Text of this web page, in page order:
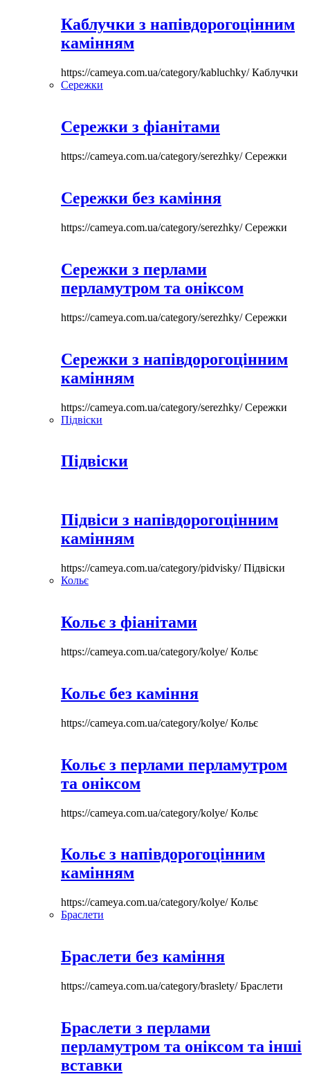
Каблучки з напівдорогоцінним
камінням
https://cameya.com.ua/category/kabluchky/Каблучки
Сережки
Сережки з фіанітами
https://cameya.com.ua/category/serezhky/Сережки
Сережки без каміння
https://cameya.com.ua/category/serezhky/Сережки
Сережки з перлами
перламутром та оніксом
https://cameya.com.ua/category/serezhky/Сережки
Сережки з напівдорогоцінним
камінням
https://cameya.com.ua/category/serezhky/Сережки
Підвіски
Підвіски
Підвіси з напівдорогоцінним
камінням
https://cameya.com.ua/category/pidvisky/Підвіски
Кольє
Кольє з фіанітами
https://cameya.com.ua/category/kolye/Кольє
Кольє без каміння
https://cameya.com.ua/category/kolye/Кольє
Кольє з перлами перламутром
та оніксом
https://cameya.com.ua/category/kolye/Кольє
Кольє з напівдорогоцінним
камінням
https://cameya.com.ua/category/kolye/Кольє
Браслети
Браслети без каміння
https://cameya.com.ua/category/braslety/Браслети
Браслети з перлами
перламутром та оніксом та інші
вставки